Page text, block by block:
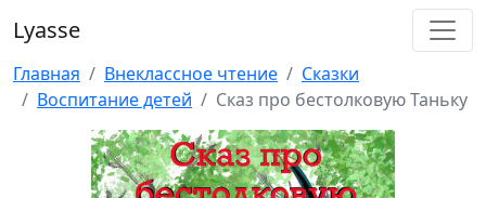
Lyasse
Главная Внеклассное чтение
Сказки
Воспитание детей
Сказ про бестолковую Таньку